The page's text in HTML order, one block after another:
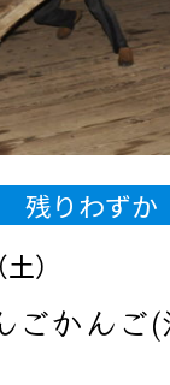
残りわずか
）
かんご(